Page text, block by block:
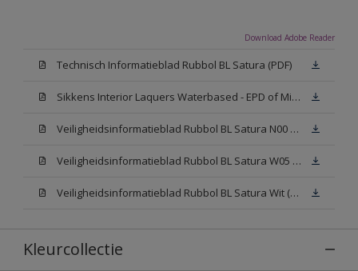
Download Adobe Reader
Technisch Informatieblad Rubbol BL Satura (PDF)
Sikkens Interior Laquers Waterbased - EPD of Milieuproductverklaring
Veiligheidsinformatieblad Rubbol BL Satura N00 (MSDS)
Veiligheidsinformatieblad Rubbol BL Satura W05 (MSDS)
Veiligheidsinformatieblad Rubbol BL Satura Wit (MSDS)
Kleurcollectie